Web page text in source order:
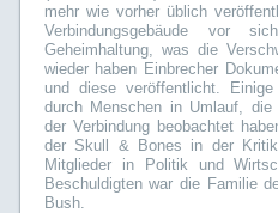
mehr wie vorher üblich
Verbindungsgebäude vor
Geheimhaltung, was die
wieder haben Einbrecher
und diese veröffentlicht.
durch Menschen in Umlauf,
der Verbindung beobachtet
der Skull & Bones in der
Mitglieder in Politik und
Beschuldigten war die Familie
Bush.